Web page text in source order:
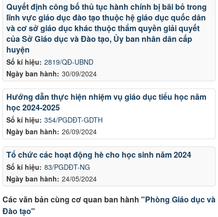
Số kí hiệu: 2819/QĐ-UBND
Ngày ban hành: 30/09/2024
Quyết định công bố thủ tục hành chính bị bãi bỏ trong
lĩnh vực giáo dục đào tạo thuộc hệ giáo dục quốc dân
và cơ sở giáo dục khác thuộc thẩm quyền giải quyết
của Sở Giáo dục và Đào tạo, Ủy ban nhân dân cấp
huyện
Số kí hiệu: 354/PGDĐT-GDTH
Ngày ban hành: 26/09/2024
Hướng dẫn thực hiện nhiệm vụ giáo dục tiểu học năm
học 2024-2025
Số kí hiệu: 83/PGDĐT-NG
Ngày ban hành: 24/05/2024
Tổ chức các hoạt động hè cho học sinh năm 2024
Các văn bản cùng cơ quan ban hành "Phòng Giáo dục và
Đào tạo"